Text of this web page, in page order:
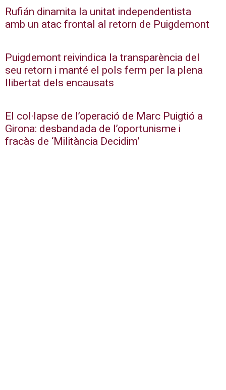
Rufián dinamita la unitat independentista
amb un atac frontal al retorn de Puigdemont
Puigdemont reivindica la transparència del
seu retorn i manté el pols ferm per la plena
llibertat dels encausats
El col·lapse de l’operació de Marc Puigtió a
Girona: desbandada de l’oportunisme i
fracàs de ‘Militància Decidim’